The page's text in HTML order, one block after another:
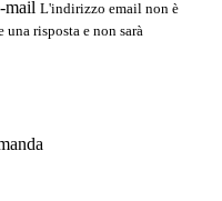
mail L'indirizzo email non è
risposta e non sarà